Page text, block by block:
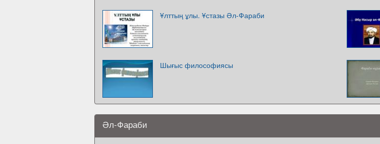
Ұлттың ұлы. Ұстазы Әл-Фараби
Шығыс философиясы
Әл-Фараби